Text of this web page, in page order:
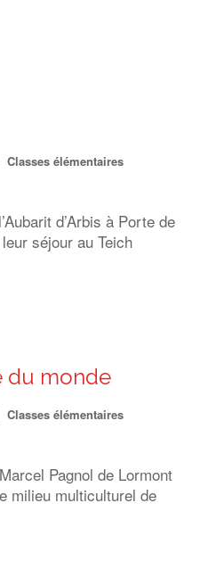
Classes élémentaires
d’Arbis à Porte de
séjour au Teich
du monde
Classes élémentaires
Pagnol de Lormont
milieu multiculturel de